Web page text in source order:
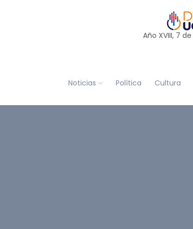
Año XVIII, 7 de
Noticias Política Cultura